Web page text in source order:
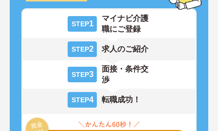
STEP1
マイナビ介護
職にご登録
STEP2 求人のご紹介
STEP3
面接・条件交
渉
STEP4 転職成功！